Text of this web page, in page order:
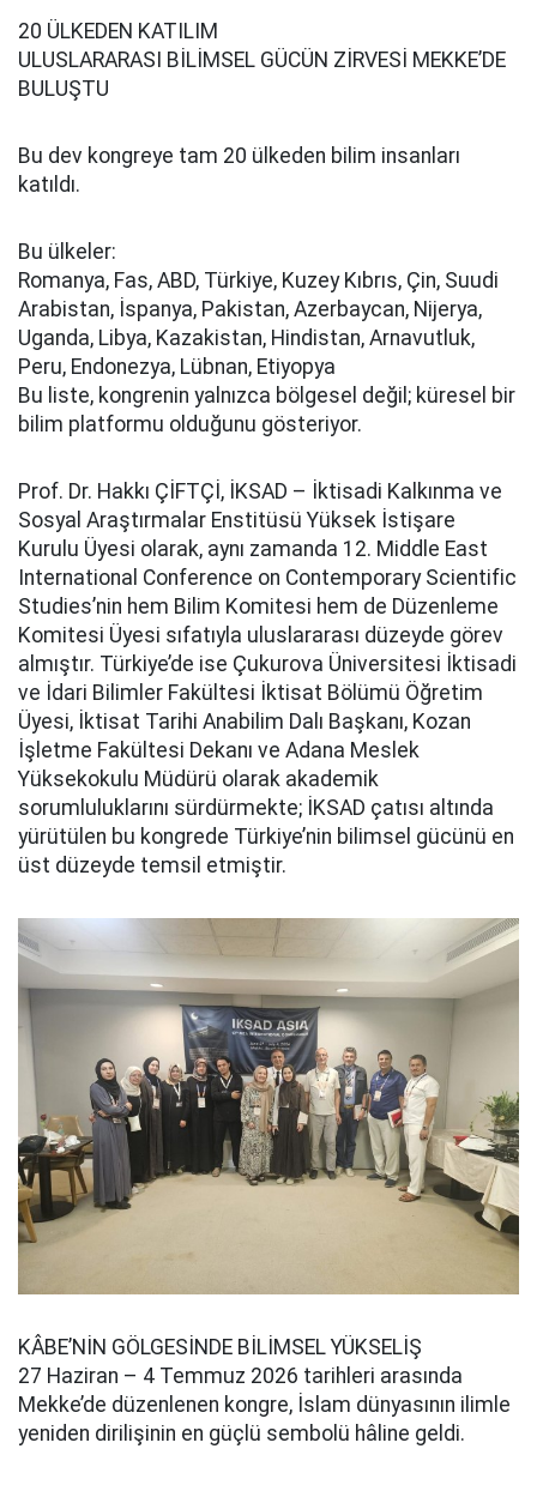
20 ÜLKEDEN KATILIM
ULUSLARARASI BİLİMSEL GÜCÜN ZİRVESİ MEKKE’DE
BULUŞTU
Bu dev kongreye tam 20 ülkeden bilim insanları
katıldı.
Bu ülkeler:
Romanya, Fas, ABD, Türkiye, Kuzey Kıbrıs, Çin, Suudi
Arabistan, İspanya, Pakistan, Azerbaycan, Nijerya,
Uganda, Libya, Kazakistan, Hindistan, Arnavutluk,
Peru, Endonezya, Lübnan, Etiyopya
Bu liste, kongrenin yalnızca bölgesel değil; küresel bir
bilim platformu olduğunu gösteriyor.
Prof. Dr. Hakkı ÇİFTÇİ, İKSAD – İktisadi Kalkınma ve
Sosyal Araştırmalar Enstitüsü Yüksek İstişare
Kurulu Üyesi olarak, aynı zamanda 12. Middle East
International Conference on Contemporary Scientific
Studies’nin hem Bilim Komitesi hem de Düzenleme
Komitesi Üyesi sıfatıyla uluslararası düzeyde görev
almıştır. Türkiye’de ise Çukurova Üniversitesi İktisadi
ve İdari Bilimler Fakültesi İktisat Bölümü Öğretim
Üyesi, İktisat Tarihi Anabilim Dalı Başkanı, Kozan
İşletme Fakültesi Dekanı ve Adana Meslek
Yüksekokulu Müdürü olarak akademik
sorumluluklarını sürdürmekte; İKSAD çatısı altında
yürütülen bu kongrede Türkiye’nin bilimsel gücünü en
üst düzeyde temsil etmiştir.
KÂBE’NİN GÖLGESİNDE BİLİMSEL YÜKSELİŞ
27 Haziran – 4 Temmuz 2026 tarihleri arasında
Mekke’de düzenlenen kongre, İslam dünyasının ilimle
yeniden dirilişinin en güçlü sembolü hâline geldi.